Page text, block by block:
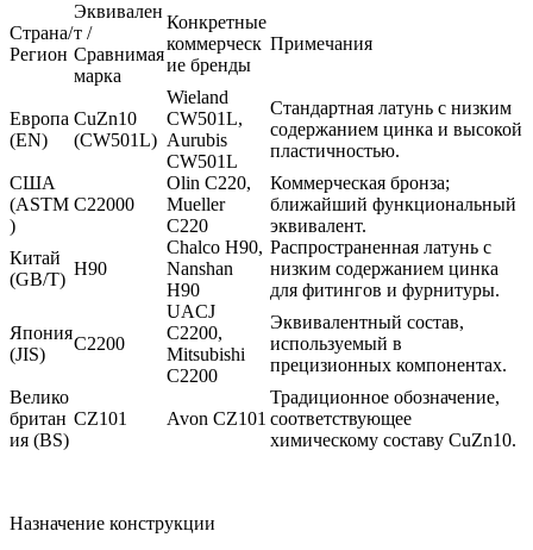
Страна/
Регион
Эквивален
т /
Сравнимая
марка
Конкретные
коммерческ
ие бренды
Примечания
Европа
(EN)
CuZn10
(CW501L)
Wieland
CW501L,
Aurubis
CW501L
Стандартная латунь с низким
содержанием цинка и высокой
пластичностью.
США
(ASTM
)
C22000
Olin C220,
Mueller
C220
Коммерческая бронза;
ближайший функциональный
эквивалент.
Китай
(GB/T)
H90
Chalco H90,
Nanshan
H90
Распространенная латунь с
низким содержанием цинка
для фитингов и фурнитуры.
Япония
(JIS)
C2200
UACJ
C2200,
Mitsubishi
C2200
Эквивалентный состав,
используемый в
прецизионных компонентах.
Велико
британ
ия (BS)
CZ101 Avon CZ101
Традиционное обозначение,
соответствующее
химическому составу CuZn10.
Назначение конструкции